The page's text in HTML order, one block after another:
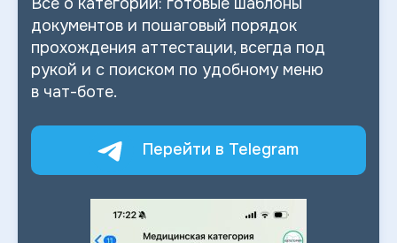
документов и пошаговый порядок
прохождения аттестации, всегда под
рукой и с поиском по удобному меню
в чат-боте.
Перейти в Telegram